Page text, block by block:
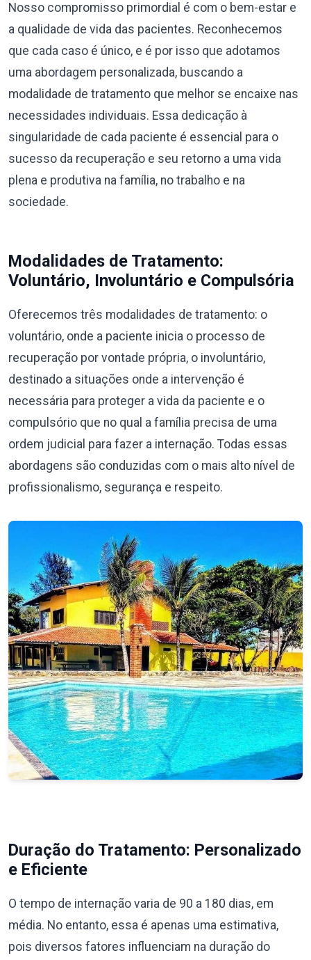
Nosso compromisso primordial é com o bem-estar e
a qualidade de vida das pacientes. Reconhecemos
que cada caso é único, e é por isso que adotamos
uma abordagem personalizada, buscando a
modalidade de tratamento que melhor se encaixe nas
necessidades individuais. Essa dedicação à
singularidade de cada paciente é essencial para o
sucesso da recuperação e seu retorno a uma vida
plena e produtiva na família, no trabalho e na
sociedade.
Modalidades de Tratamento:
Voluntário, Involuntário e Compulsória
Oferecemos três modalidades de tratamento: o
voluntário, onde a paciente inicia o processo de
recuperação por vontade própria, o involuntário,
destinado a situações onde a intervenção é
necessária para proteger a vida da paciente e o
compulsório que no qual a família precisa de uma
ordem judicial para fazer a internação. Todas essas
abordagens são conduzidas com o mais alto nível de
profissionalismo, segurança e respeito.
Duração do Tratamento: Personalizado
e Eficiente
O tempo de internação varia de 90 a 180 dias, em
média. No entanto, essa é apenas uma estimativa,
pois diversos fatores influenciam na duração do